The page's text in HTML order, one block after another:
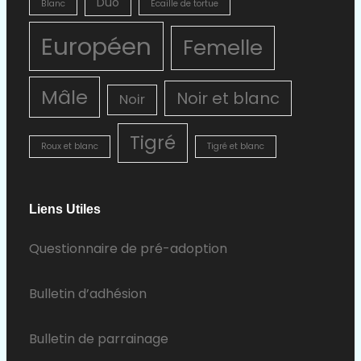
Blanc Ecaille de tortue
Européen Femelle
Mâle Noir Noir et blanc
Roux et blanc Tigré Tigré et blanc
Liens Utiles
Questionnaire de pré-adoption
Bulletin d’adhésion
Bulletin de parrainage